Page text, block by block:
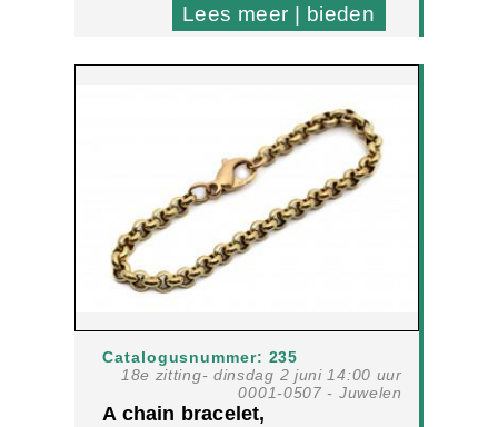
Lees meer | bieden
Catalogusnummer: 235
18e zitting- dinsdag 2 juni 14:00 uur
0001-0507 - Juwelen
A chain bracelet,